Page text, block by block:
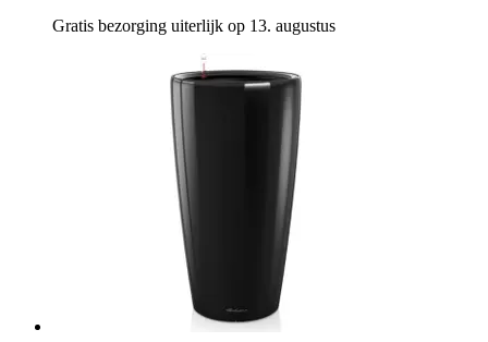
Gratis bezorging uiterlijk op 13. augustus